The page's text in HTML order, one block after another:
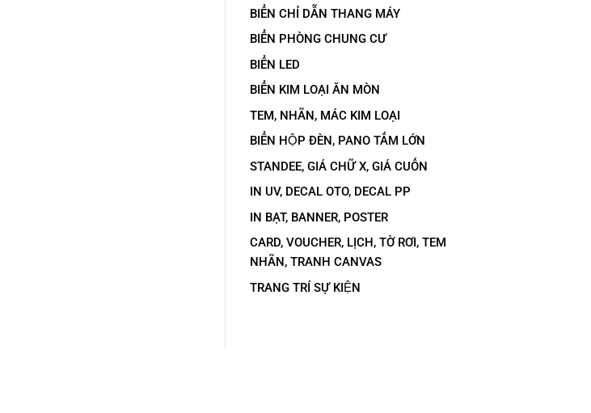
BIỂN CHỈ DẪN THANG MÁY
BIỂN PHÒNG CHUNG CƯ
BIỂN LED
BIỂN KIM LOẠI ĂN MÒN
TEM, NHÃN, MÁC KIM LOẠI
BIỂN HỘP ĐÈN, PANO TẤM LỚN
STANDEE, GIÁ CHỮ X, GIÁ CUỐN
IN UV, DECAL OTO, DECAL PP
IN BẠT, BANNER, POSTER
CARD, VOUCHER, LỊCH, TỜ RƠI, TEM
NHÃN, TRANH CANVAS
TRANG TRÍ SỰ KIỆN